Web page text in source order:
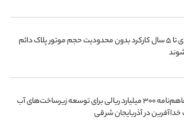
خودروهای تا ۵ سال کارکرد بدون محدودیت حجم موتور پلاک دائم
امضای تفاهم‌نامه ۳۰۰ میلیارد ریالی برای توسعه زیرساخت‌های آب
در آذربایجان شرقی